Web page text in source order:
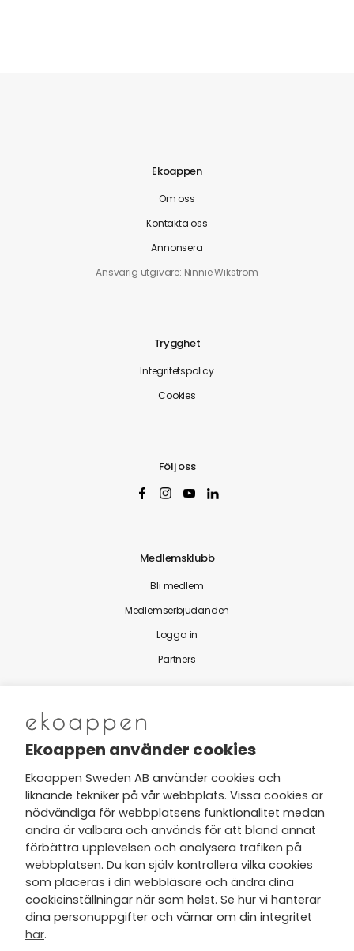
Ekoappen
Om oss
Kontakta oss
Annonsera
Ansvarig utgivare: Ninnie Wikström
Trygghet
Integritetspolicy
Cookies
Följ oss
Medlemsklubb
Bli medlem
Medlemserbjudanden
Logga in
Partners
Nytt från Ekoappen
Jag har tagit del av Ekoappens
personuppgifts- och
integritetspolicyoch tar gärna del
av nyheter, hälsotips och exklusiva
erbjudanden via min e-post.
Ekoappen använder cookies
Ekoappen Sweden AB använder cookies och
liknande tekniker på vår webbplats. Vissa cookies är
nödvändiga för webbplatsens funktionalitet medan
andra är valbara och används för att bland annat
förbättra upplevelsen och analysera trafiken på
webbplatsen. Du kan själv kontrollera vilka cookies
som placeras i din webbläsare och ändra dina
cookieinställningar när som helst. Se hur vi hanterar
dina personuppgifter och värnar om din integritet
här.